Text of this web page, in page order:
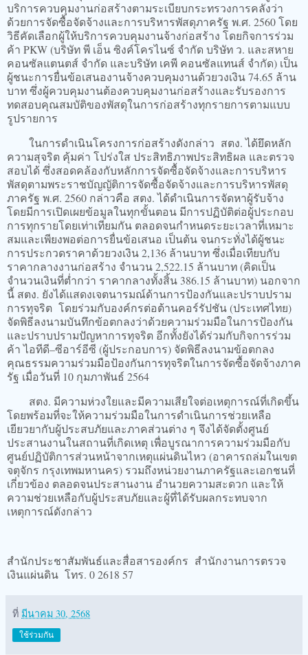
บริการควบคุมงานก่อสร้างตามระเบียบกระทรวงการคลังว่า
ด้วยการจัดซื้อจัดจ้างและการบริหารพัสดุภาครัฐ พ.ศ. 2560 โดย
วิธีคัดเลือกผู้ให้บริการควบคุมงานจ้างก่อสร้าง โดยกิจการร่วม
ค้า PKW (บริษัท พี เอ็น ซิงค์โครไนซ์ จำกัด บริษัท ว. และสหาย
คอนซัลแตนตส์ จำกัด และบริษัท เคพี คอนซัลแทนส์ จำกัด) เป็น
ผู้ชนะการยื่นข้อเสนองานจ้างควบคุมงานด้วยวงเงิน 74.65 ล้าน
บาท ซึ่งผู้ควบคุมงานต้องควบคุมงานก่อสร้างและรับรองการ
ทดสอบคุณสมบัติของพัสดุในการก่อสร้างทุกรายการตามแบบ
รูปรายการ
ในการดำเนินโครงการก่อสร้างดังกล่าว สตง. ได้ยึดหลัก
ความสุจริต คุ้มค่า โปร่งใส ประสิทธิภาพประสิทธิผล และตรวจ
สอบได้ ซึ่งสอดคล้องกับหลักการจัดซื้อจัดจ้างและการบริหาร
พัสดุตามพระราชบัญญัติการจัดซื้อจัดจ้างและการบริหารพัสดุ
ภาครัฐ พ.ศ. 2560 กล่าวคือ สตง. ได้ดำเนินการจัดหาผู้รับจ้าง
โดยมีการเปิดเผยข้อมูลในทุกขั้นตอน มีการปฏิบัติต่อผู้ประกอบ
การทุกรายโดยเท่าเทียมกัน ตลอดจนกำหนดระยะเวลาที่เหมาะ
สมและเพียงพอต่อการยื่นข้อเสนอ เป็นต้น จนกระทั่งได้ผู้ชนะ
การประกวดราคาด้วยวงเงิน 2,136 ล้านบาท ซึ่งเมื่อเทียบกับ
ราคากลางงานก่อสร้าง จำนวน 2,522.15 ล้านบาท (คิดเป็น
จำนวนเงินที่ต่ำกว่า ราคากลางทั้งสิ้น 386.15 ล้านบาท) นอกจาก
นี้ สตง. ยังได้แสดงเจตนารมณ์ด้านการป้องกันและปราบปราม
การทุจริต โดยร่วมกับองค์กรต่อต้านคอร์รัปชัน (ประเทศไทย)
จัดพิธีลงนามบันทึกข้อตกลงว่าด้วยความร่วมมือในการป้องกัน
และปราบปรามปัญหาการทุจริต อีกทั้งยังได้ร่วมกับกิจการร่วม
ค้า ไอทีดี–ซีอาร์อีซี (ผู้ประกอบการ) จัดพิธีลงนามข้อตกลง
คุณธรรมความร่วมมือป้องกันการทุจริตในการจัดซื้อจัดจ้างภาค
รัฐ เมื่อวันที่ 10 กุมภาพันธ์ 2564
สตง. มีความห่วงใยและมีความเสียใจต่อเหตุการณ์ที่เกิดขึ้น
โดยพร้อมที่จะให้ความร่วมมือในการดำเนินการช่วยเหลือ
เยียวยากับผู้ประสบภัยและภาคส่วนต่าง ๆ จึงได้จัดตั้งศูนย์
ประสานงานในสถานที่เกิดเหตุ เพื่อบูรณาการความร่วมมือกับ
ศูนย์ปฏิบัติการส่วนหน้าจากเหตุแผ่นดินไหว (อาคารถล่มในเขต
จตุจักร กรุงเทพมหานคร) รวมถึงหน่วยงานภาครัฐและเอกชนที่
เกี่ยวข้อง ตลอดจนประสานงาน อำนวยความสะดวก และให้
ความช่วยเหลือกับผู้ประสบภัยและผู้ที่ได้รับผลกระทบจาก
เหตุการณ์ดังกล่าว
สำนักประชาสัมพันธ์และสื่อสารองค์กร สำนักงานการตรวจ
เงินแผ่นดิน โทร. 0 2618 57
ที่ มีนาคม 30, 2568
ใช้ร่วมกัน